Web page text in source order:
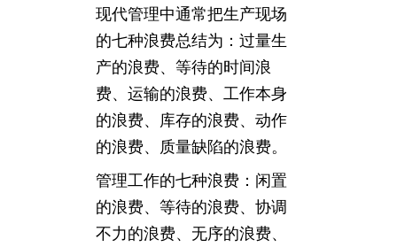
现代管理中通常把生产现场
的七种浪费总结为：过量生
产的浪费、等待的时间浪
费、运输的浪费、工作本身
的浪费、库存的浪费、动作
的浪费、质量缺陷的浪费。
管理工作的七种浪费：闲置
的浪费、等待的浪费、协调
不力的浪费、无序的浪费、